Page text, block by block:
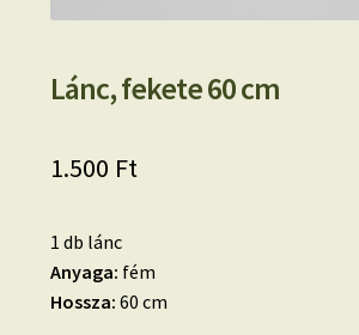
Lánc, fekete 60 cm
1.500 Ft
1 db lánc
Anyaga: fém
Hossza: 60 cm